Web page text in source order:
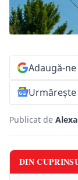
Adaugă-
Publicat de
DIN